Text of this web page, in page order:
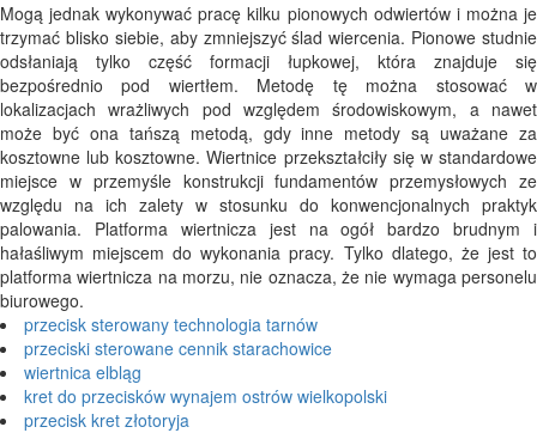
Mogą jednak wykonywać pracę kilku pionowych odwiertów i można je
trzymać blisko siebie, aby zmniejszyć ślad wiercenia. Pionowe studnie
odsłaniają tylko część formacji łupkowej, która znajduje się
bezpośrednio pod wiertłem. Metodę tę można stosować w
lokalizacjach wrażliwych pod względem środowiskowym, a nawet
może być ona tańszą metodą, gdy inne metody są uważane za
kosztowne lub kosztowne. Wiertnice przekształciły się w standardowe
miejsce w przemyśle konstrukcji fundamentów przemysłowych ze
względu na ich zalety w stosunku do konwencjonalnych praktyk
palowania. Platforma wiertnicza jest na ogół bardzo brudnym i
hałaśliwym miejscem do wykonania pracy. Tylko dlatego, że jest to
platforma wiertnicza na morzu, nie oznacza, że ​​nie wymaga personelu
biurowego.
przecisk sterowany technologia tarnów
przeciski sterowane cennik starachowice
wiertnica elbląg
kret do przecisków wynajem ostrów wielkopolski
przecisk kret złotoryja